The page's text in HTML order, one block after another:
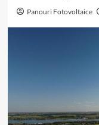
Panouri Fotovoltaice